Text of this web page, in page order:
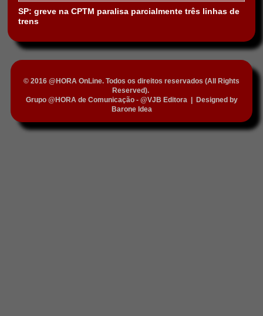
SP: greve na CPTM paralisa parcialmente três linhas de
trens
© 2016 @HORA OnLine. Todos os direitos reservados (All Rights
Reserved).
Grupo @HORA de Comunicação - @VJB Editora|
Designed by
Barone Idea